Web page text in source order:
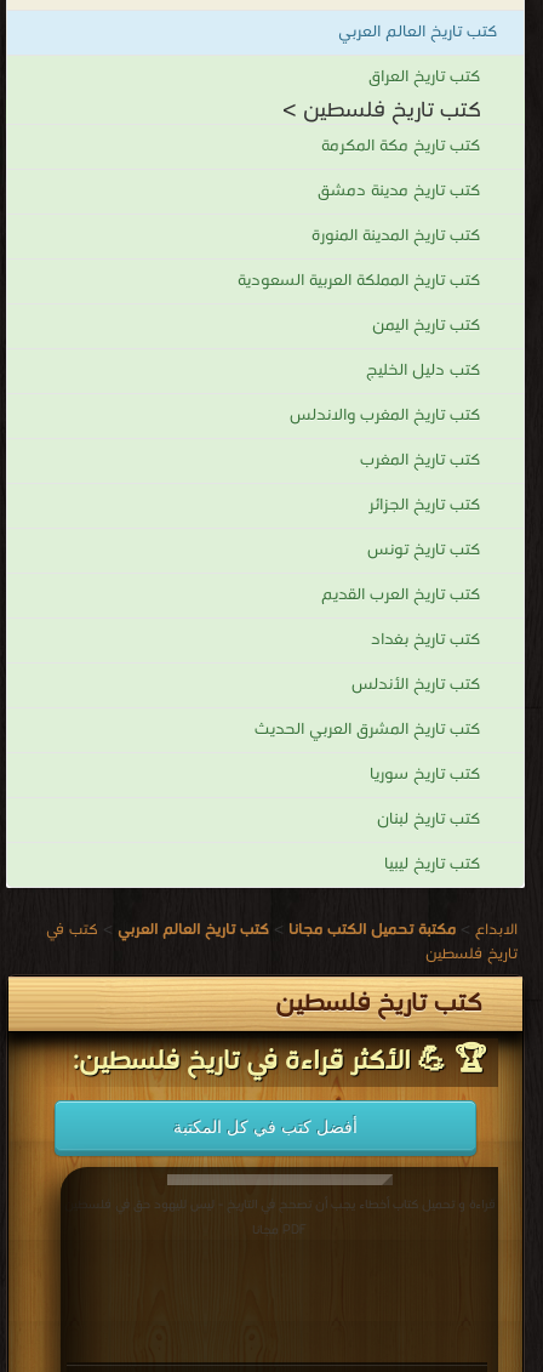
كتب تاريخ العالم العربي
كتب تاريخ العراق
كتب تاريخ فلسطين >
كتب تاريخ مكة المكرمة
كتب تاريخ مدينة دمشق
كتب تاريخ المدينة المنورة
كتب تاريخ المملكة العربية السعودية
كتب تاريخ اليمن
كتب دليل الخليج
كتب تاريخ المغرب والاندلس
كتب تاريخ المغرب
كتب تاريخ الجزائر
كتب تاريخ تونس
كتب تاريخ العرب القديم
كتب تاريخ بغداد
كتب تاريخ الأندلس
كتب تاريخ المشرق العربي الحديث
كتب تاريخ سوريا
كتب تاريخ لبنان
كتب تاريخ ليبيا
الابداع > مكتبة تحميل الكتب مجانا > كتب تاريخ العالم العربي > كتب في
تاريخ فلسطين
كتب تاريخ فلسطين
🏆 💪 الأكثر قراءة في تاريخ فلسطين:
أفضل كتب في كل المكتبة
قراءة و تحميل كتاب أخطاء يجب أن تصحح في التاريخ - ليس لليهود حق في فلسطين
PDF مجانا